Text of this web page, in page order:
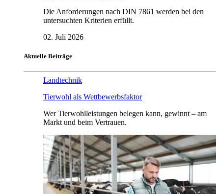
Die Anforderungen nach DIN 7861 werden bei den
untersuchten Kriterien erfüllt.
02. Juli 2026
Aktuelle Beiträge
Landtechnik
Tierwohl als Wettbewerbsfaktor
Wer Tierwohlleistungen belegen kann, gewinnt – am
Markt und beim Vertrauen.